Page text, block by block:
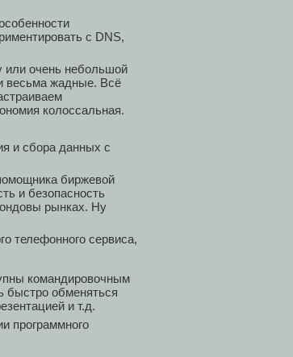
с DNS,
или очень небольшой
весьма жадные. Всё
колоссальная.
и сбора данных с
биржевой
и безопасность
рынках. Ну
телефонного сервиса,
командировочным
быстро обменяться
и т.д.
программного